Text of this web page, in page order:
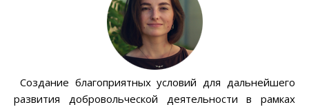
Создание благоприятных условий для дальнейшего
развития добровольческой деятельности в рамках